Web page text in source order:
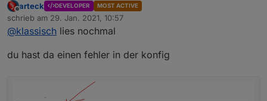
aus
ls -l /dev/serial/by-id
habe ich zusammengebastelt
funktioniert leider nicht. Kann man das irgendwie
Offline
arteck DEVELOPER MOST ACTIVE
schrieb am 29. Jan. 2021, 10:57
zuletzt editiert von
@klassisch lies nochmal
du hast da einen fehler in der konfig